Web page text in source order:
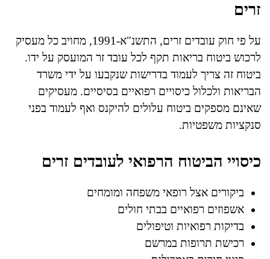
זרים
על פי חוק עובדים זרים, התשנ"א-1991, מחויב כל מעסיק
לרכוש ביטוח בריאות תקף לכל עובד זר המועסק על ידו.
ביטוח זה צריך לעמוד בדרישות שנקבעו על ידי משרד
הבריאות ולכלול כיסויים רפואיים בסיסיים. מעסיקים
שאינם מספקים ביטוח עלולים להיקנס ואף לעמוד בפני
סנקציות משפטיות.
כיסויי הביטוח הרפואי לעובדים זרים
ביקורים אצל רופאי משפחה ומומחים
אשפוזים רפואיים בבתי חולים
בדיקות רפואיות וטיפולים
רכישת תרופות במרשם